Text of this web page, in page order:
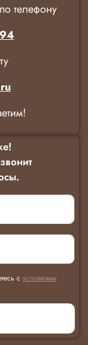
телефону
с условиями